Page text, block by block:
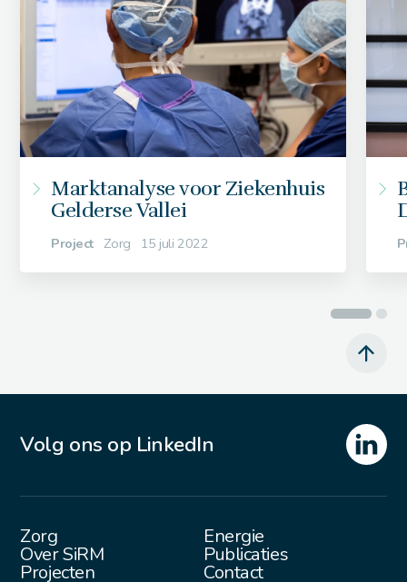
Marktanalyse voor Ziekenhuis
Gelderse Vallei
Project Zorg 15 juli 2022
Zorg Energie
Over SiRM Publicaties
Projecten Contact
Volg ons op LinkedIn